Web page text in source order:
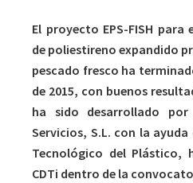
El proyecto EPS-FISH
de poliestireno expandido
pescado fresco ha
de 2015, con buenos
ha sido desarrollado
Servicios, S.L. con la
Tecnológico del Plástico,
CDTi dentro de la